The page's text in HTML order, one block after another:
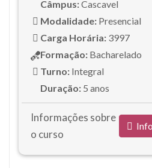
Câmpus:Cascavel
Modalidade: Presencial
Carga Horária: 3997
Formação: Bacharelado
Turno: Integral
Duração: 5 anos
Informações sobre
o curso